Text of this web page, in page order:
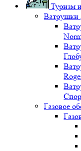
Туризм
Ватрушки
Газовое